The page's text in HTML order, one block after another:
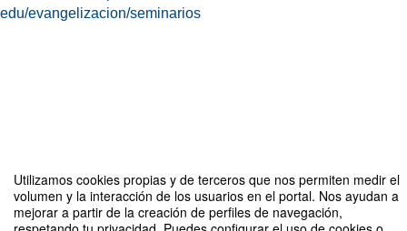
Utilizamos cookies propias y de terceros que nos permiten medir el
volumen y la interacción de los usuarios en el portal. Nos ayudan a
mejorar a partir de la creación de perfiles de navegación,
edu/evangelizacion/seminarios
Compartir por email